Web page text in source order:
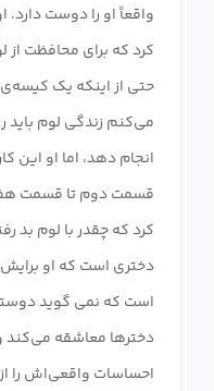
واقعاً او را دوست دارد.
کرد که برای محافظت
حتی از اینکه یک
می‌کنم زندگی لوم باید
انجام دهد، اما او این
قسمت دوم تا قسمت
کرد که چقدر با لوم بد
دختری است که او
است که نمی گوید
دخترها معاشقه می‌کند
احساسات واقعی‌اش را